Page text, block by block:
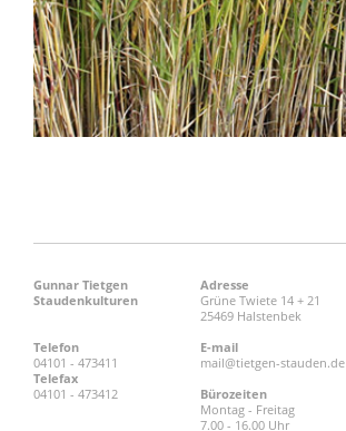
Gunnar Tietgen
Staudenkulturen
Adresse
Grüne Twiete 14 + 21
25469 Halstenbek
Telefon
04101 - 473411
Telefax
04101 - 473412
E-mail
mail@tietgen-stauden.de
Bürozeiten
Montag - Freitag
7.00 - 16.00 Uhr